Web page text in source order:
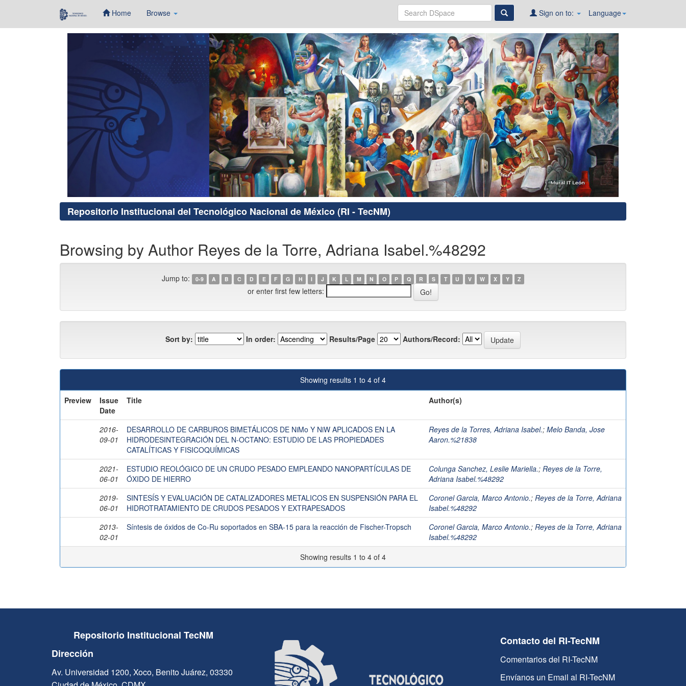
Home Browse Language
Sign on to:
Repositorio Institucional del Tecnológico Nacional de México (RI - TecNM)
Browsing by Author Reyes de la Torre, Adriana Isabel.%48292
Jump to: 0-9 A B C D E F G H I J K L M N O P Q R S T U V W X Y Z
or enter first few letters:
Sort by: In order: Results/Page Authors/Record:
Showing results 1 to 4 of 4
Preview
Issue
Date
Title Author(s)
2016-
09-01
DESARROLLO DE CARBUROS BIMETÁLICOS DE NiMo Y NiW APLICADOS EN LA
HIDRODESINTEGRACIÓN DEL N-OCTANO: ESTUDIO DE LAS PROPIEDADES
CATALÍTICAS Y FISICOQUÍMICAS
Reyes de la Torres, Adriana Isabel.; Melo Banda, Jose
Aaron.%21838
2021-
06-01
ESTUDIO REOLÓGICO DE UN CRUDO PESADO EMPLEANDO NANOPARTÍCULAS DE
ÓXIDO DE HIERRO
Colunga Sanchez, Leslie Mariella.; Reyes de la Torre,
Adriana Isabel.%48292
2019-
06-01
SINTESÍS Y EVALUACIÓN DE CATALIZADORES METALICOS EN SUSPENSIÓN PARA EL
HIDROTRATAMIENTO DE CRUDOS PESADOS Y EXTRAPESADOS
Coronel Garcia, Marco Antonio.; Reyes de la Torre, Adriana
Isabel.%48292
2013-
02-01
Síntesis de óxidos de Co-Ru soportados en SBA-15 para la reacción de Fischer-Tropsch Coronel Garcia, Marco Antonio.; Reyes de la Torre, Adriana
Isabel.%48292
Showing results 1 to 4 of 4
Repositorio Institucional TecNM
Dirección
Av. Universidad 1200, Xoco, Benito Juárez, 03330
Contacto del RI-TecNM
Comentarios del RI-TecNM
Envíanos un Email al RI-TecNM